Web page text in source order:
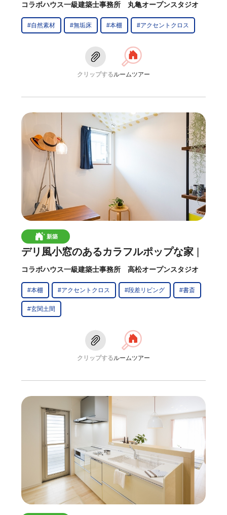
コラボハウス一級建築士事務所 丸亀オープンスタジオ
#自然素材 #無垢床 #本棚 #アクセントクロス
クリップするルームツアー
新築
デリ風小窓のあるカラフルポップな家
コラボハウス一級建築士事務所 高松オープンスタジオ
#本棚 #アクセントクロス #段差リビング #書斎
#玄関土間
クリップするルームツアー